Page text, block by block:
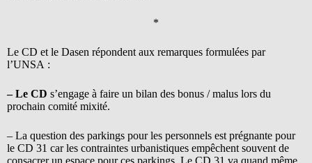
*
Le CD et le Dasen répondent aux remarques formulées par
l’UNSA :
– Le CD s’engage à faire un bilan des bonus / malus lors du
prochain comité mixité.
– La question des parkings pour les personnels est prégnante pour
le CD 31 car les contraintes urbanistiques empêchent souvent de
consacrer un espace pour ces parkings. Le CD 31 va quand même